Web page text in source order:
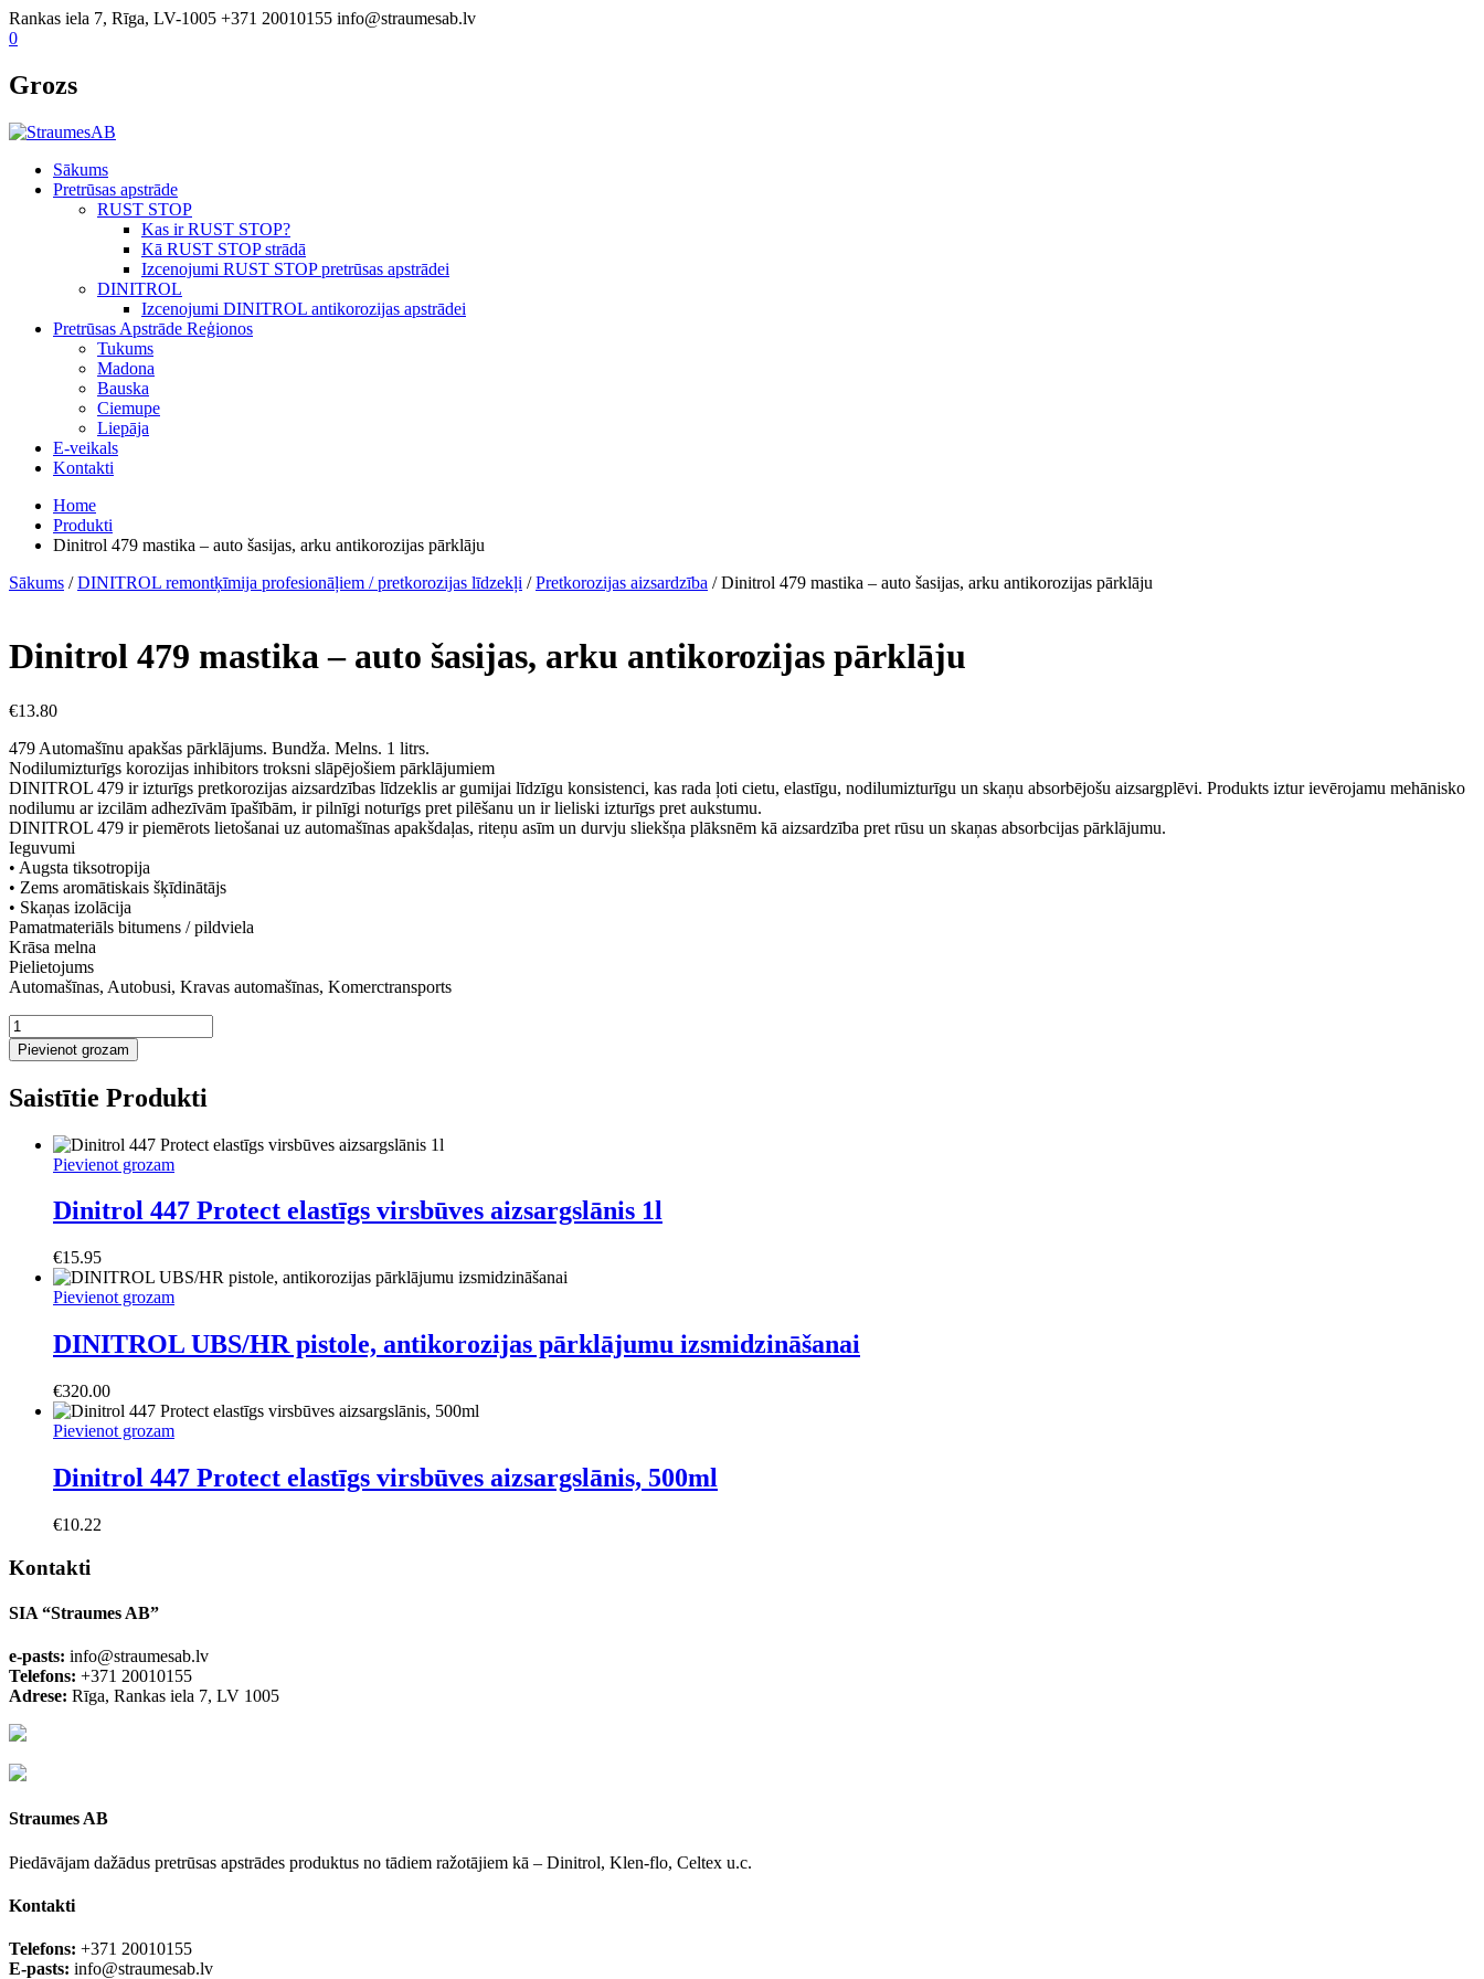
Rankas iela 7, Rīga, LV-1005 +371 20010155 info@straumesab.lv
0
Grozs
Sākums
Pretrūsas apstrāde
RUST STOP
Kas ir RUST STOP?
Kā RUST STOP strādā
Izcenojumi RUST STOP pretrūsas apstrādei
DINITROL
Izcenojumi DINITROL antikorozijas apstrādei
Pretrūsas Apstrāde Reģionos
Tukums
Madona
Bauska
Ciemupe
Liepāja
E-veikals
Kontakti
Home
Produkti
Dinitrol 479 mastika – auto šasijas, arku antikorozijas pārklāju
Sākums /DINITROL remontķīmija profesionāļiem / pretkorozijas līdzekļi /Pretkorozijas aizsardzība / Dinitrol 479 mastika – auto šasijas, arku antikorozijas pārklāju
Dinitrol 479 mastika – auto šasijas, arku antikorozijas pārklāju
€13.80
479 Automašīnu apakšas pārklājums. Bundža. Melns. 1 litrs.
Nodilumizturīgs korozijas inhibitors troksni slāpējošiem pārklājumiem
DINITROL 479 ir izturīgs pretkorozijas aizsardzības līdzeklis ar gumijai līdzīgu konsistenci, kas rada ļoti cietu, elastīgu, nodilumizturīgu un skaņu absorbējošu aizsargplēvi. Produkts iztur ievērojamu mehānisko
nodilumu ar izcilām adhezīvām īpašībām, ir pilnīgi noturīgs pret pilēšanu un ir lieliski izturīgs pret aukstumu.
DINITROL 479 ir piemērots lietošanai uz automašīnas apakšdaļas, riteņu asīm un durvju sliekšņa plāksnēm kā aizsardzība pret rūsu un skaņas absorbcijas pārklājumu.
Ieguvumi
• Augsta tiksotropija
• Zems aromātiskais šķīdinātājs
• Skaņas izolācija
Pamatmateriāls bitumens / pildviela
Krāsa melna
Pielietojums
Automašīnas, Autobusi, Kravas automašīnas, Komerctransports
Dinitrol
479
mastika
auto
arku
antikorozijas
daudzums
Pievienot grozam
Saistītie Produkti
Pievienot grozam
Dinitrol 447 Protect elastīgs virsbūves aizsargslānis 1l
€15.95
Pievienot grozam
DINITROL UBS/HR pistole, antikorozijas pārklājumu izsmidzināšanai
€320.00
Pievienot grozam
Dinitrol 447 Protect elastīgs virsbūves aizsargslānis, 500ml
€10.22
Kontakti
SIA “Straumes AB”
e-pasts: info@straumesab.lv
Telefons: +371 20010155
Adrese: Rīga, Rankas iela 7, LV 1005
Straumes AB
Piedāvājam dažādus pretrūsas apstrādes produktus no tādiem ražotājiem kā – Dinitrol, Klen-flo, Celtex u.c.
Kontakti
Telefons: +371 20010155
E-pasts: info@straumesab.lv